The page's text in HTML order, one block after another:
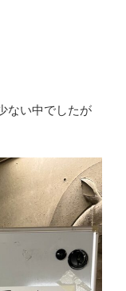
ない中でしたが